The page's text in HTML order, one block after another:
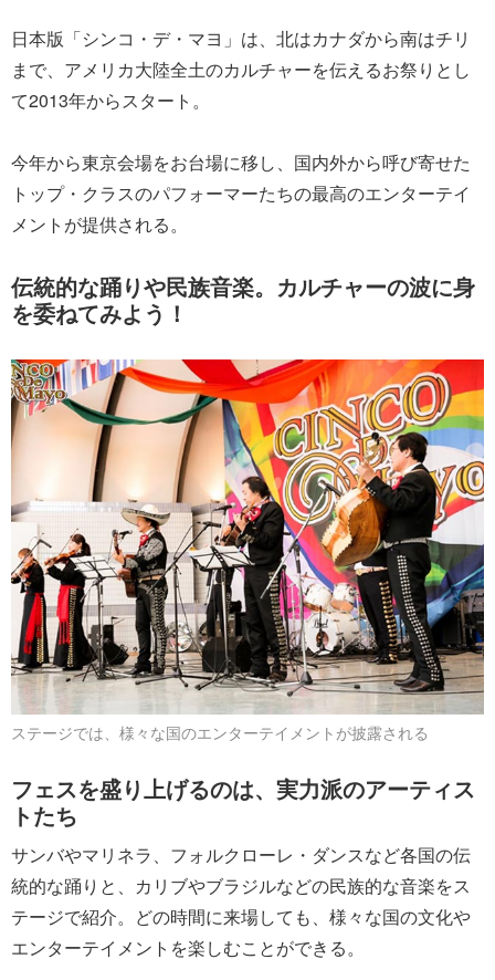
日本版「シンコ・デ・マヨ」は、北はカナダから南はチリ
まで、アメリカ大陸全土のカルチャーを伝えるお祭りとし
て2013年からスタート。
今年から東京会場をお台場に移し、国内外から呼び寄せた
トップ・クラスのパフォーマーたちの最高のエンターテイ
メントが提供される。
伝統的な踊りや民族音楽。カルチャーの波に身
を委ねてみよう！
ステージでは、様々な国のエンターテイメントが披露される
フェスを盛り上げるのは、実力派のアーティス
トたち
サンバやマリネラ、フォルクローレ・ダンスなど各国の伝
統的な踊りと、カリブやブラジルなどの民族的な音楽をス
テージで紹介。どの時間に来場しても、様々な国の文化や
エンターテイメントを楽しむことができる。